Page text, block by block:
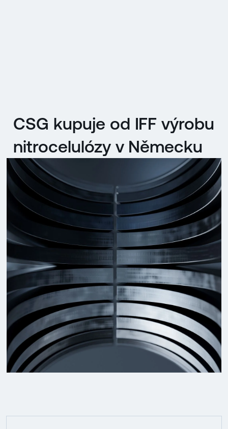
CSG kupuje od IFF výrobu
nitrocelulózy v Německu